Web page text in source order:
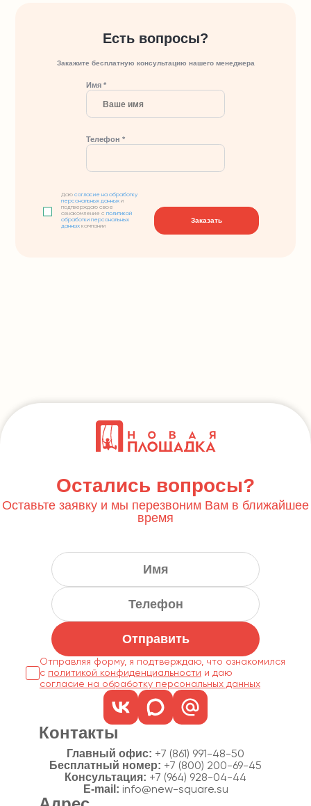
Есть вопросы?
Закажите бесплатную консультацию нашего менеджера
Имя *
Телефон *
Даюсогласие на обработку
персональных данных и
подтверждаю свое
ознакомление сполитикой
обработки персональных
данных компании
Заказать
Остались вопросы?
Оставьте заявку и мы перезвоним Вам в ближайшее
время
Отправить
Отправляя форму, я подтверждаю, что ознакомился
с политикой конфиденциальности
согласие на обработку персональных данных
Контакты
Главный офис: +7 (861) 991-48-50
Бесплатный номер: +7 (800) 200-69-45
Консультация: +7 (964) 928-04-44
E-mail: info@new-square.su